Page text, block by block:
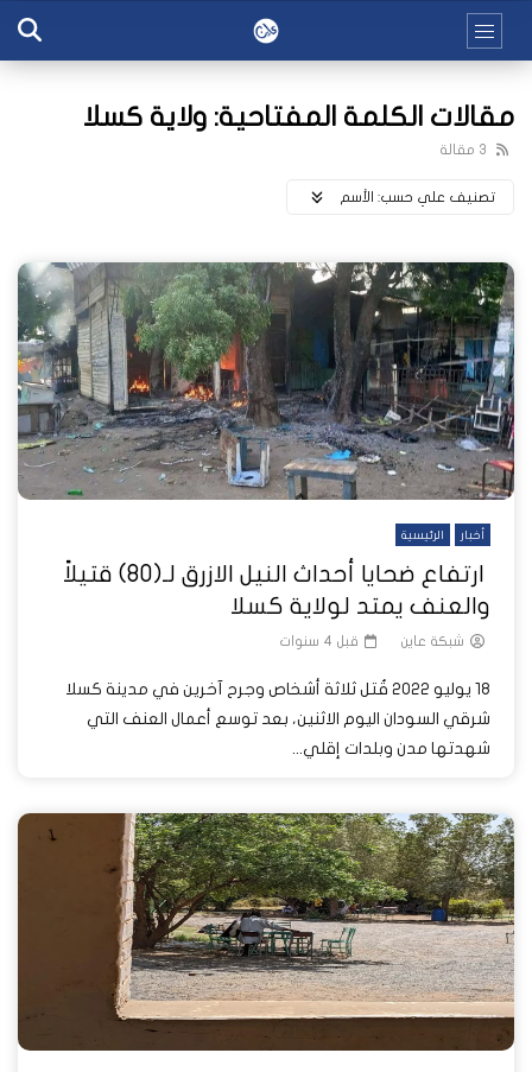
مقالات الكلمة المفتاحية: ولاية كسلا
3 مقالة
تصنيف علي حسب: اﻷسم
أخبار الرئيسية
ارتفاع ضحايا أحداث النيل الازرق لـ(80) قتيلاً
والعنف يمتد لولاية كسلا
شبكة عاين قبل 4 سنوات
18 يوليو 2022 قُتل ثلاثة أشخاص وجرح آخرين في مدينة كسلا
شرقي السودان اليوم الاثنين، بعد توسع أعمال العنف التي
شهدتها مدن وبلدات إقلي...